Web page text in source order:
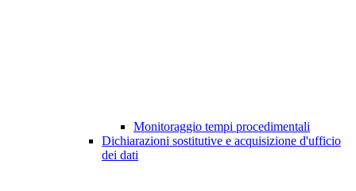
Monitoraggio tempi procedimentali
Dichiarazioni sostitutive e acquisizione d'ufficio
dei dati